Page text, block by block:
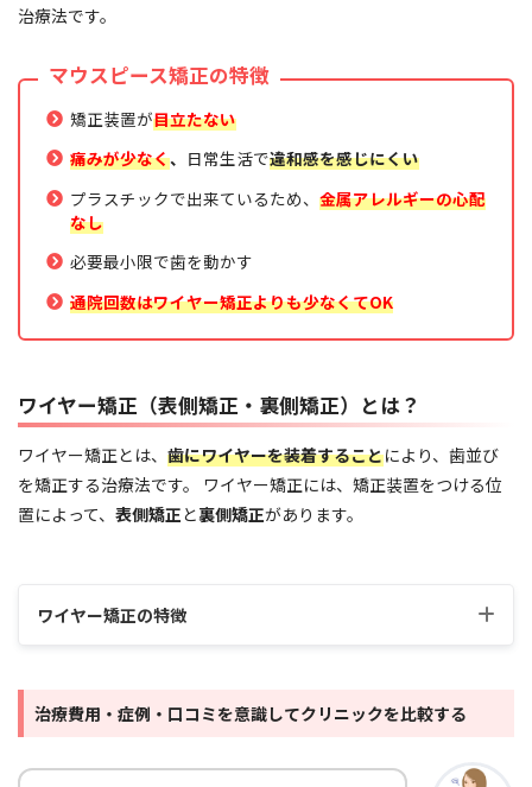
治療法です。
マウスピース矯正の特徴
矯正装置が目立たない
痛みが少なく、 日常生活で違和感を感じにくい
プラスチックで出来ているため、 金属アレルギーの心配
なし
必要最小限で歯を動かす
通院回数はワイヤー矯正よりも少なくてOK
ワイヤー矯正（表側矯正・裏側矯正）とは？
ワイヤー矯正とは、 歯にワイヤーを装着することにより、歯並び
を矯正する治療法です。 ワイヤー矯正には、矯正装置をつける位
置によって、 表側矯正と裏側矯正があります。
ワイヤー矯正の特徴
痛みが強く、食事が困難になることも
治療費用・症例・口コミを意識してクリニックを比較する